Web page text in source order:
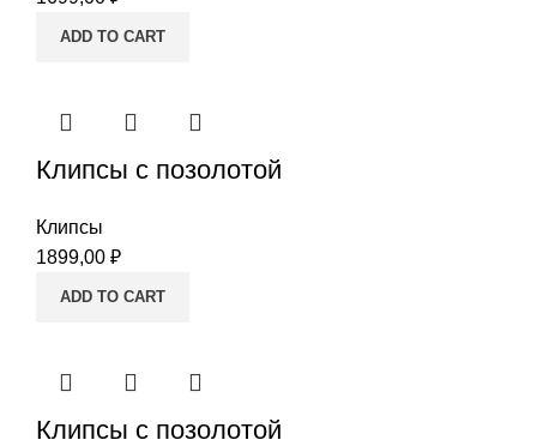
ADD TO CART
Клипсы с позолотой
Клипсы
1899,00 ₽
ADD TO CART
Клипсы с позолотой